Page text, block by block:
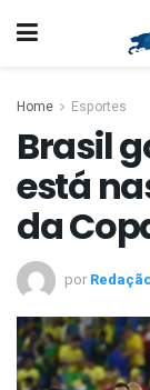
Home Esportes
Brasil
está
da
por